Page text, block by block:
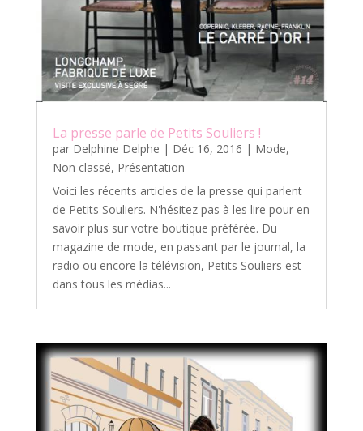
La presse parle de Petits Souliers !
par Delphine Delphe | Déc 16, 2016 | Mode,
Non classé, Présentation
Voici les récents articles de la presse qui parlent
de Petits Souliers. N'hésitez pas à les lire pour en
savoir plus sur votre boutique préférée. Du
magazine de mode, en passant par le journal, la
radio ou encore la télévision, Petits Souliers est
dans tous les médias...